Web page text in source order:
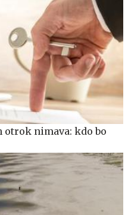
otrok nimava: kdo bo